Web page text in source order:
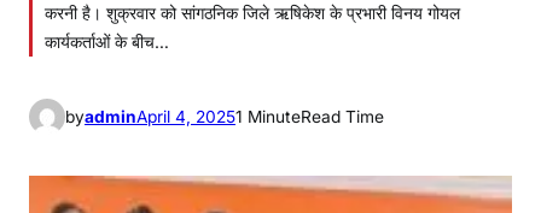
करनी है। शुक्रवार को सांगठनिक जिले ऋषिकेश के प्रभारी विनय गोयल
कार्यकर्ताओं के बीच…
byadminApril 4, 20251 MinuteRead Time